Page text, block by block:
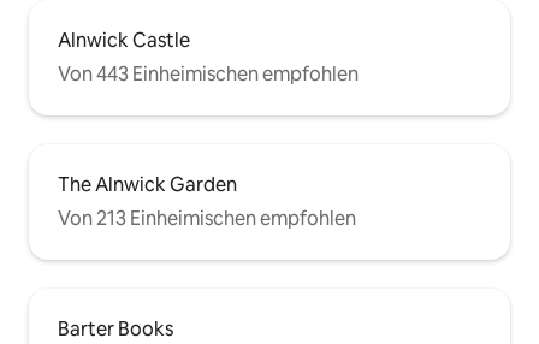
Alnwick Castle
Von 443 Einheimischen empfohlen
The Alnwick Garden
Von 213 Einheimischen empfohlen
Barter Books